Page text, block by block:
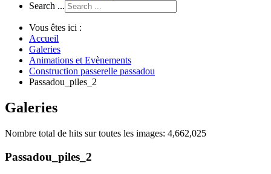
Search ...
Vous êtes ici :
Accueil
Galeries
Animations et Evènements
Construction passerelle passadou
Passadou_piles_2
Galeries
Nombre total de hits sur toutes les images: 4,662,025
Passadou_piles_2